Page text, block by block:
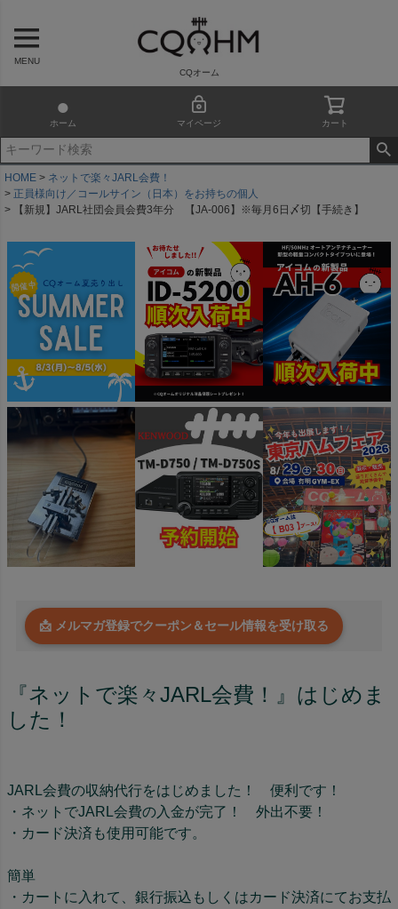
MENU
CQオーム
ホーム マイページ カート
HOME
ネットで楽々JARL会費！
正員様向け／コールサイン（日本）をお持ちの個人
【新規】JARL社団会員会費3年分 【JA-006】※毎月6日〆切【手続き】
📩 メルマガ登録でクーポン＆セール情報を受け取る
『ネットで楽々JARL会費！』はじめま
した！
JARL会費の収納代行をはじめました！ 便利です！
・ネットでJARL会費の入金が完了！ 外出不要！
・カード決済も使用可能です。
簡単
・カートに入れて、銀行振込もしくはカード決済にてお支払